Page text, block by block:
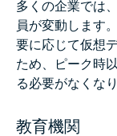
多くの企業では
員が変動します
要に応じて仮想
ため、ピーク時
る必要がなくなり
教育機関